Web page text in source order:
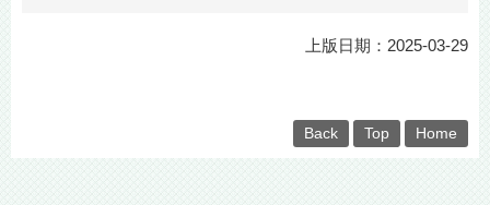
上版日期：2025-03-29
Back Top Home